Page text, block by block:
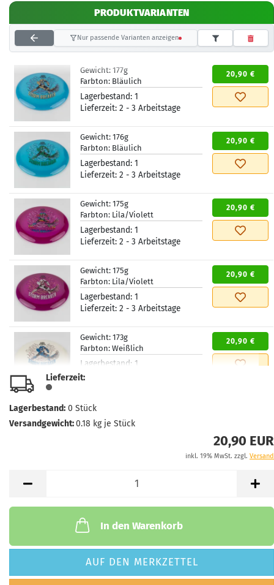
PRODUKTVARIANTEN
Nur passende Varianten anzeigen
Gewicht: 177g
Farbton: Bläulich
Lagerbestand: 1
Lieferzeit: 2 - 3 Arbeitstage
20,90 €
Gewicht: 176g
Farbton: Bläulich
Lagerbestand: 1
Lieferzeit: 2 - 3 Arbeitstage
20,90 €
Gewicht: 175g
Farbton: Lila/Violett
Lagerbestand: 1
Lieferzeit: 2 - 3 Arbeitstage
20,90 €
Gewicht: 175g
Farbton: Lila/Violett
Lagerbestand: 1
Lieferzeit: 2 - 3 Arbeitstage
20,90 €
Gewicht: 173g
Farbton: Weißlich
Lagerbestand: 1
Lieferzeit:
20,90 €
Lieferzeit:
Lagerbestand: 0 Stück
Versandgewicht:0.18 kg je Stück
20,90 EUR
inkl. 19% MwSt. zzgl. Versand
In den Warenkorb
AUF DEN MERKZETTEL